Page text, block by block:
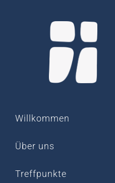
Willkommen
Über uns
Treffpunkte